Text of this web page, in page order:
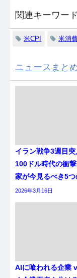
関連キーワード
米CPI 米消
ニュースまと
イラン戦争3週目
100ドル時代の衝
家が今見るべき5
2026年3月16日
AIに喰われる企業